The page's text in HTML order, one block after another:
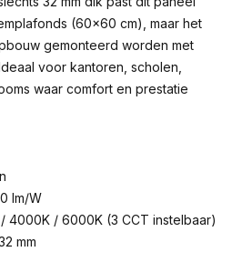
(60x60 cm), maar het
gemonteerd worden met
voor kantoren, scholen,
waar comfort en prestatie
lm/W
4000K / 6000K (3 CCT instelbaar)
mm